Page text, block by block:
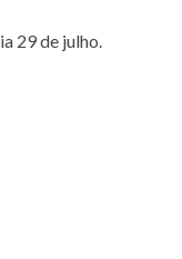
29 de julho.